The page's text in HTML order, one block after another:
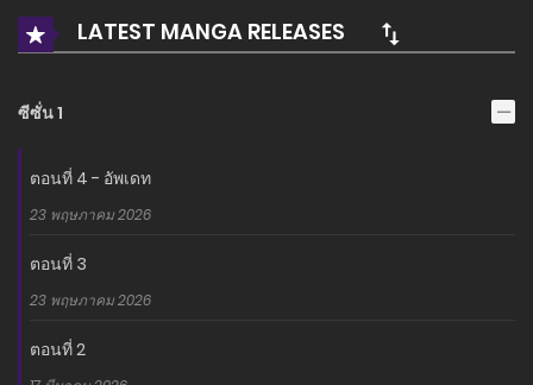
คุโรอิวะ…!? แม้จะมีเส้นแบ่งเรื่องความสัมพันธ์ในที่ทำงาน มาชิโระ รุ่น
น้องที่คลั่งไคล้ความรักก็ยังคงตามจีบเธออย่างไม่ลดละ และหัวใจของคุ
LATEST MANGA RELEASES
ซีซั่น 1
ตอนที่ 4 - อัพเดท
23 พฤษภาคม 2026
ตอนที่ 3
23 พฤษภาคม 2026
ตอนที่ 2